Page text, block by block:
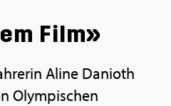
Film»
Aline Danioth
Olympischen